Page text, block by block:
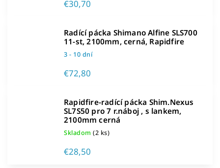
€30,70
Radící pácka Shimano Alfine SLS700
11-st, 2100mm, cerná, Rapidfire
3 - 10 dní
€72,80
Rapidfire-radící pácka Shim.Nexus
SL7S50 pro 7 r.náboj , s lankem,
2100mm cerná
Skladom (2 ks)
€28,50